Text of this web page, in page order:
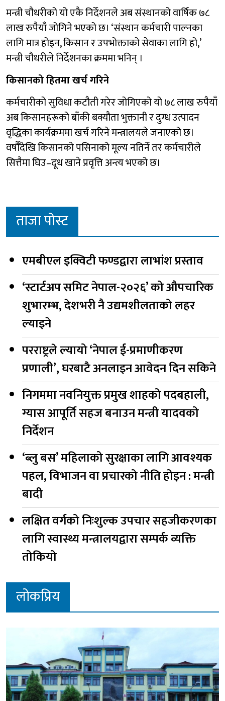
मन्त्री चौधरीको यो एकै निर्देशनले अब संस्थानको वार्षिक ७८
लाख रुपैयाँ जोगिने भएको छ। ‘संस्थान कर्मचारी पाल्नका
लागि मात्र होइन, किसान र उपभोक्ताको सेवाका लागि हो,’
मन्त्री चौधरीले निर्देशनका क्रममा भनिन् ।
किसानको हितमा खर्च गरिने
कर्मचारीको सुविधा कटौती गरेर जोगिएको यो ७८ लाख रुपैयाँ
अब किसानहरूको बाँकी बक्यौता भुक्तानी र दुग्ध उत्पादन
वृद्धिका कार्यक्रममा खर्च गरिने मन्त्रालयले जनाएको छ।
वर्षौँदेखि किसानको पसिनाको मूल्य नतिर्ने तर कर्मचारीले
सित्तैमा घिउ–दूध खाने प्रवृत्ति अन्त्य भएको छ।
ताजा पोस्ट
एमबीएल इक्विटी फण्डद्वारा लाभांश प्रस्ताव
‘स्टार्टअप समिट नेपाल-२०२६’ को औपचारिक
शुभारम्भ, देशभरी नै उद्यमशीलताको लहर
ल्याइने
परराष्ट्रले ल्यायो ‘नेपाल ई-प्रमाणीकरण
प्रणाली’, घरबाटै अनलाइन आवेदन दिन सकिने
निगममा नवनियुक्त प्रमुख शाहको पदबहाली,
ग्यास आपूर्ति सहज बनाउन मन्त्री यादवको
निर्देशन
‘ब्लु बस’ महिलाको सुरक्षाका लागि आवश्यक
पहल, विभाजन वा प्रचारको नीति होइन : मन्त्री
बादी
लक्षित वर्गको निःशुल्क उपचार सहजीकरणका
लागि स्वास्थ्य मन्त्रालयद्वारा सम्पर्क व्यक्ति
तोकियो
लोकप्रिय